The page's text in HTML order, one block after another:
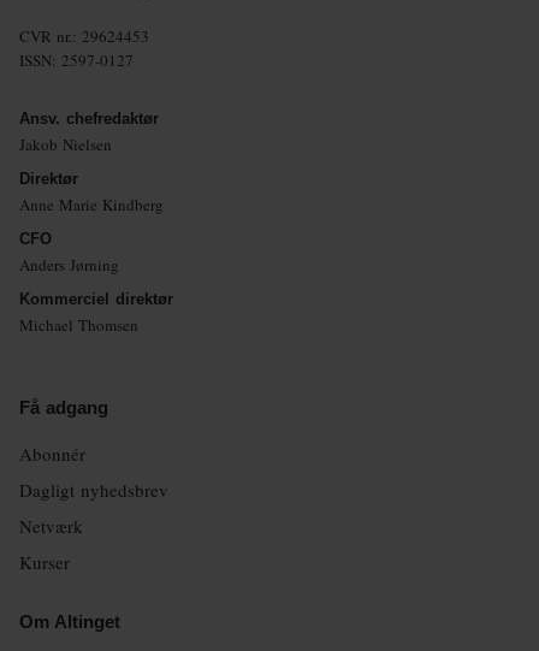
CVR nr.: 29624453
ISSN: 2597-0127
Ansv. chefredaktør
Jakob Nielsen
Direktør
Anne Marie Kindberg
CFO
Anders Jørning
Kommerciel direktør
Michael Thomsen
Få adgang
Abonnér
Dagligt nyhedsbrev
Netværk
Kurser
Om Altinget